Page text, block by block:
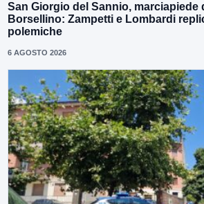
San Giorgio del Sannio, marciapiede
Borsellino: Zampetti e Lombardi
polemiche
6 AGOSTO 2026